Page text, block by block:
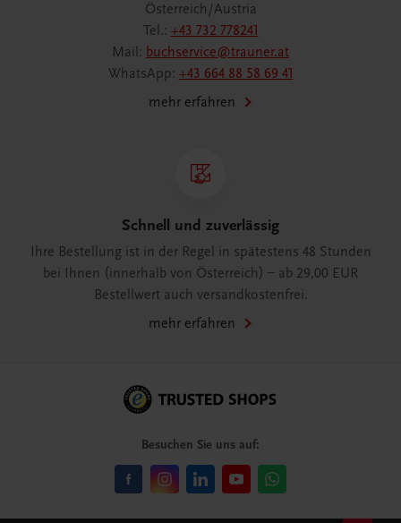
Österreich/Austria
Tel.: +43 732 778241
Mail: buchservice@trauner.at
WhatsApp: +43 664 88 58 69 41
mehr erfahren
Schnell und zuverlässig
Ihre Bestellung ist in der Regel in spätestens 48 Stunden
bei Ihnen (innerhalb von Österreich) – ab 29,00 EUR
Bestellwert auch versandkostenfrei.
mehr erfahren
Besuchen Sie uns auf: